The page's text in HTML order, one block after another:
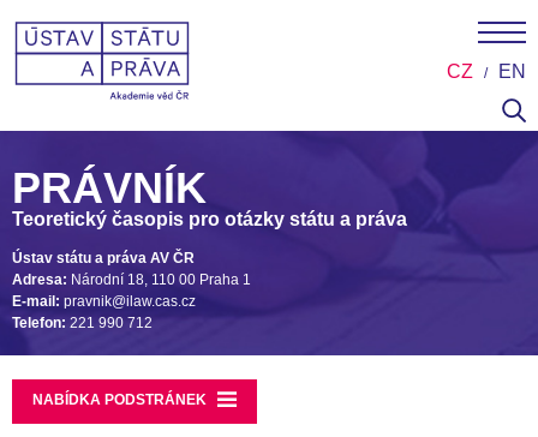
CZ EN
PRÁVNÍK
Teoretický časopis pro otázky státu a práva
Ústav státu a práva AV ČR
Adresa: Národní 18, 110 00 Praha 1
E-mail: pravnik@ilaw.cas.cz
Telefon: 221 990 712
NABÍDKA PODSTRÁNEK